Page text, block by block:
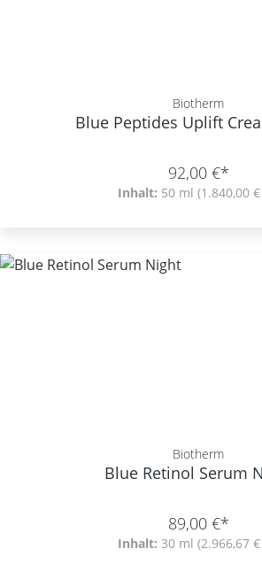
Biotherm
Blue Peptides Uplift
92,00 €*
Inhalt: 50 ml (1.840,00
Biotherm
Blue Retinol Serum
89,00 €*
Inhalt: 30 ml (2.966,67